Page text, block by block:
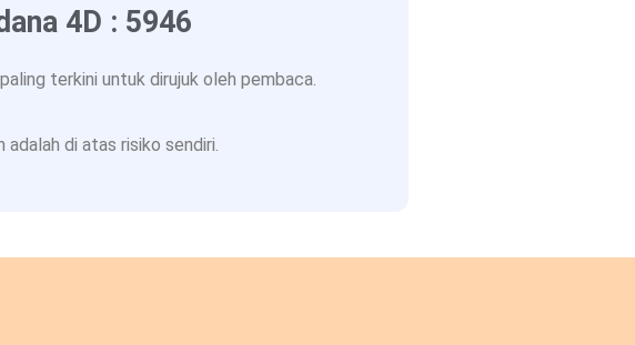
4D : 5946
terkini untuk dirujuk oleh pembaca.
di atas risiko sendiri.